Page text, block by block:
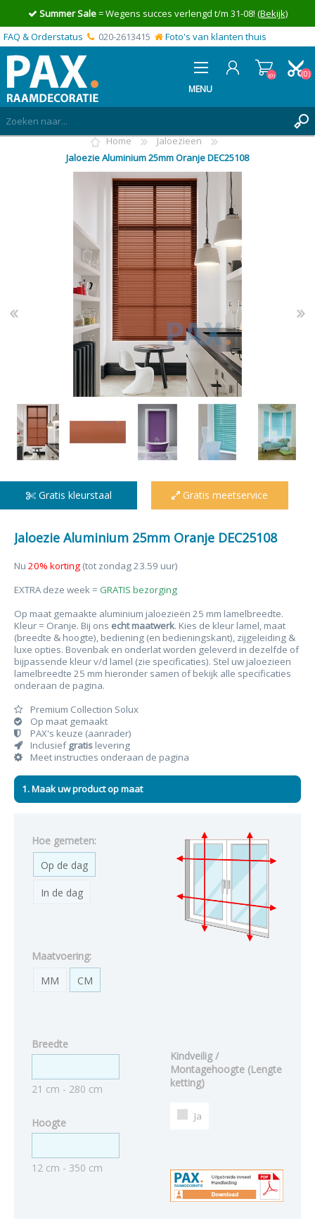
Summer Sale= Wegens succes verlengd t/m 31-08! (Bekijk)
FAQ & Orderstatus
020-2613415 Foto's van klanten thuis
MENU
INLOGGEN
MIJN OFFERTE
(0)
(0)
Home
Jaloezieen
Jaloezie Aluminium 25mm Oranje DEC25108
Gratis kleurstaal Gratis meetservice
Jaloezie Aluminium 25mm Oranje DEC25108
Nu 20% korting (tot zondag 23.59 uur)
EXTRA deze week = GRATIS bezorging
Op maat gemaakte aluminium jaloezieën 25 mm lamelbreedte.
Kleur = Oranje. Bij ons echt maatwerk. Kies de kleur lamel, maat
(breedte & hoogte), bediening (en bedieningskant), zijgeleiding &
luxe opties. Bovenbak en onderlat worden geleverd in dezelfde of
bijpassende kleur v/d lamel (zie specificaties). Stel uw jaloezieen
lamelbreedte 25 mm hieronder samen of bekijk alle specificaties
onderaan de pagina.
Premium Collection Solux
Op maat gemaakt
PAX's keuze (aanrader)
Inclusiefgratis levering
Meet instructies onderaan de pagina
1. Maak uw product op maat
Hoe gemeten:
Op de dag
In de dag
Maatvoering:
MM
CM
Breedte
21 cm - 280 cm
Hoogte
12 cm - 350 cm
Kindveilig /
Montagehoogte (Lengte
ketting)
Ja